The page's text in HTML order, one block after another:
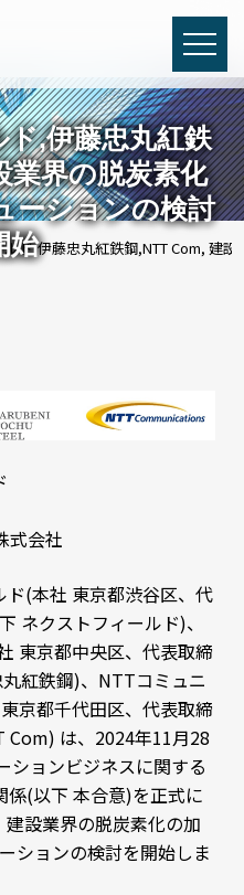
,伊藤忠丸紅鉄
業界の脱炭素化
ーションの検討
始
ド,伊藤忠丸紅鉄鋼,NTT Com, 建
式会社
(本社 東京都渋谷区、代
ネクストフィールド)、
東京都中央区、代表取締
紅鉄鋼)、NTTコミュニ
京都千代田区、代表取締
Com) は、2024年11月28
ションビジネスに関する
(以下 本合意)を正式に
設業界の脱炭素化の加
ションの検討を開始しま